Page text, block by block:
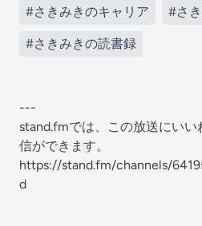
#さきみきのキャリア #さ
#さきみきの読書録
---
stand.fmでは、この放送にい
信ができます。
https://stand.fm/channels/
d